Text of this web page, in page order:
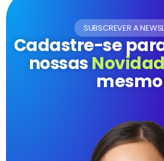
SUBSCREVER A
Cadastre-se
nossas